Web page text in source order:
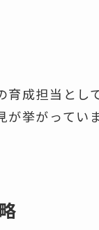
成担当とし
挙がっていま